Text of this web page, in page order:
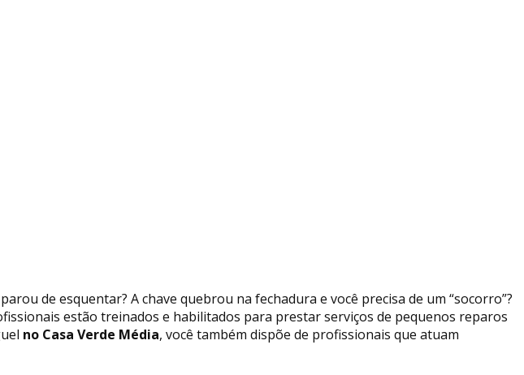
de esquentar? A chave quebrou na fechadura e você precisa de um “socorro”?
estão treinados e habilitados para prestar serviços de pequenos reparos
no Casa Verde Média, você também dispõe de profissionais que atuam